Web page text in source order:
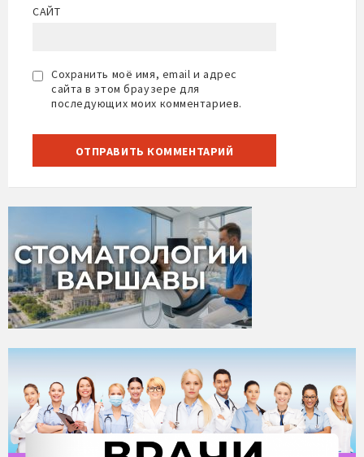
САЙТ
Сохранить моё имя, email и адрес
сайта в этом браузере для
последующих моих комментариев.